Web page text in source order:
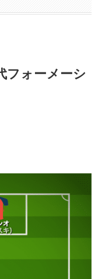
フォーメーシ